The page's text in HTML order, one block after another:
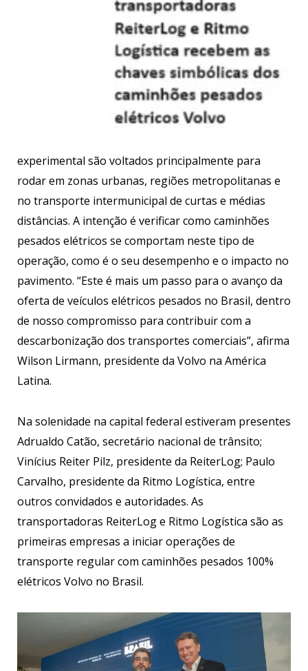
experimental são voltados principalmente para
rodar em zonas urbanas, regiões metropolitanas e
no transporte intermunicipal de curtas e médias
distâncias. A intenção é verificar como caminhões
pesados elétricos se comportam neste tipo de
operação, como é o seu desempenho e o impacto no
pavimento. “Este é mais um passo para o avanço da
oferta de veículos elétricos pesados no Brasil, dentro
de nosso compromisso para contribuir com a
descarbonização dos transportes comerciais”, afirma
Wilson Lirmann, presidente da Volvo na América
Latina.
Na solenidade na capital federal estiveram presentes
Adrualdo Catão, secretário nacional de trânsito;
Vinícius Reiter Pilz, presidente da ReiterLog; Paulo
Carvalho, presidente da Ritmo Logística, entre
outros convidados e autoridades. As
transportadoras ReiterLog e Ritmo Logística são as
primeiras empresas a iniciar operações de
transporte regular com caminhões pesados 100%
elétricos Volvo no Brasil.